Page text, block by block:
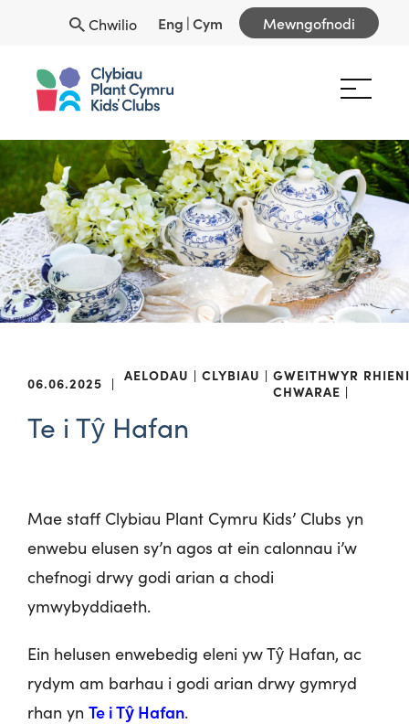
Chwilio Eng |Cym Mewngofnodi
06.06.2025 | AELODAU CLYBIAU
GWEITHWYR
CHWARAE
RHIENI
Te i Tŷ Hafan
Mae staff Clybiau Plant Cymru Kids’ Clubs yn
enwebu elusen sy’n agos at ein calonnau i’w
chefnogi drwy godi arian a chodi
ymwybyddiaeth.
Ein helusen enwebedig eleni yw Tŷ Hafan, ac
rydym am barhau i godi arian drwy gymryd
rhan yn Te i Tŷ Hafan.